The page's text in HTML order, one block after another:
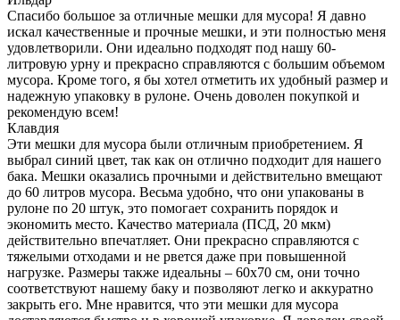
Спасибо большое за отличные мешки для мусора! Я давно
искал качественные и прочные мешки, и эти полностью меня
удовлетворили. Они идеально подходят под нашу 60-
литровую урну и прекрасно справляются с большим объемом
мусора. Кроме того, я бы хотел отметить их удобный размер и
надежную упаковку в рулоне. Очень доволен покупкой и
рекомендую всем!
Клавдия
Эти мешки для мусора были отличным приобретением. Я
выбрал синий цвет, так как он отлично подходит для нашего
бака. Мешки оказались прочными и действительно вмещают
до 60 литров мусора. Весьма удобно, что они упакованы в
рулоне по 20 штук, это помогает сохранить порядок и
экономить место. Качество материала (ПСД, 20 мкм)
действительно впечатляет. Они прекрасно справляются с
тяжелыми отходами и не рвется даже при повышенной
нагрузке. Размеры также идеальны – 60x70 см, они точно
соответствуют нашему баку и позволяют легко и аккуратно
закрыть его. Мне нравится, что эти мешки для мусора